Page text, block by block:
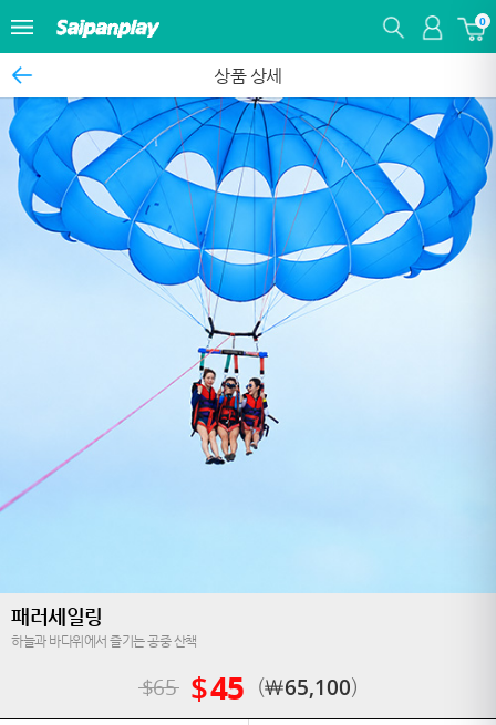
0
상품 상세
패러세일링
하늘과 바다위에서 즐기는 공중 산책
￦65,100
$65 $45